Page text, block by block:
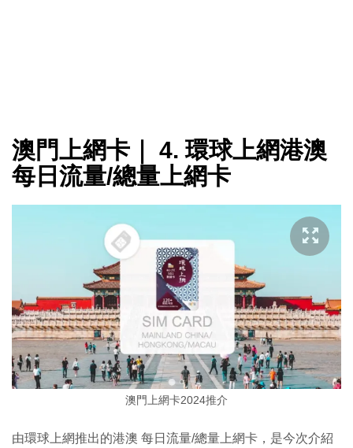
澳門上網卡｜ 4. 環球上網港澳
每日流量/總量上網卡
澳門上網卡2024推介
由環球上網推出的港澳 每日流量/總量上網卡，是今次介紹